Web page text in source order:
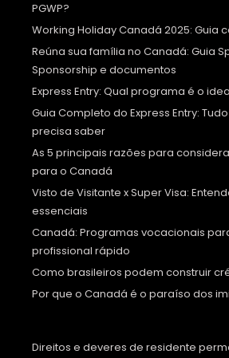
PGWP?
Working Holiday Canadá 2025: Guia
Reúna sua família no Canadá: Guia
Sponsorship e documentos
Express Entry: Qual programa é o
Guia Completo do Express Entry:
precisa saber
As 5 principais razões para
para o Canadá
Visto de Visitante x Super Visa:
essenciais
Canadá: Programas vocacionais
profissional rápido
Como brasileiros podem construir
Por que o Canadá é o paraíso dos
Direitos e deveres de residente